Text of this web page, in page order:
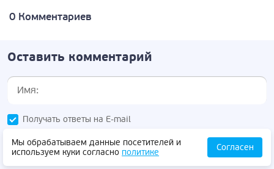
0 Комментариев
Оставить комментарий
Получать ответы на E-mail
Мы обрабатываем данные посетителей и
используем куки согласно политике Согласен